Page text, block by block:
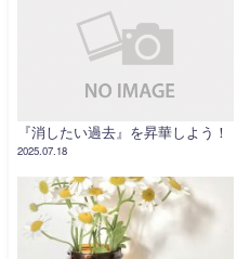
『消したい過去』を昇華しよう！
2025.07.18